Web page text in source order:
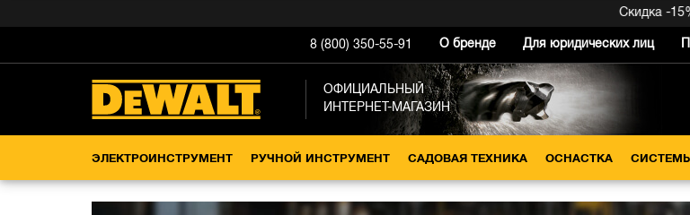
Скидка -15%
8 (800) 350-55-91 О бренде Для юридических лиц
ОФИЦИАЛЬНЫЙ
ИНТЕРНЕТ-МАГАЗИН
ЭЛЕКТРОИНСТРУМЕНТ РУЧНОЙ ИНСТРУМЕНТ САДОВАЯ ТЕХНИКА ОСНАСТКА